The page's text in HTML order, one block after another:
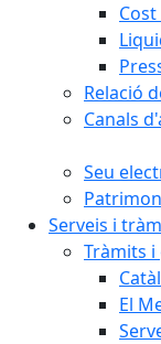
Relació
Canals
Seu
Serveis i
Tràmits
El